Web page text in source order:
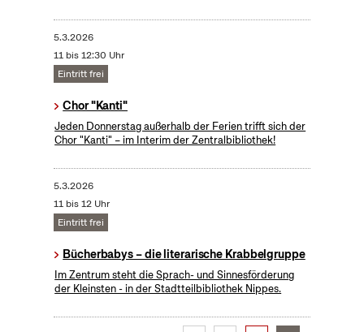
5.3.2026
11 bis 12:30 Uhr
Eintritt frei
Chor "Kanti"
Jeden Donnerstag außerhalb der Ferien trifft sich der
Chor "Kanti" – im Interim der Zentralbibliothek!
5.3.2026
11 bis 12 Uhr
Eintritt frei
Bücherbabys – die literarische Krabbelgruppe
Im Zentrum steht die Sprach- und Sinnesförderung
der Kleinsten - in der Stadtteilbibliothek Nippes.